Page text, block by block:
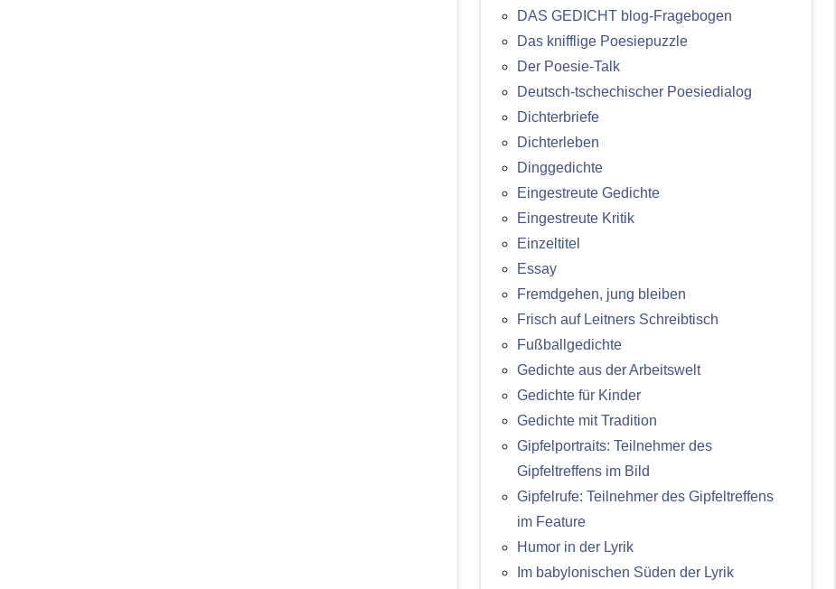
DAS GEDICHT blog-Fragebogen
Das knifflige Poesiepuzzle
Der Poesie-Talk
Deutsch-tschechischer Poesiedialog
Dichterbriefe
Dichterleben
Dinggedichte
Eingestreute Gedichte
Eingestreute Kritik
Einzeltitel
Essay
Fremdgehen, jung bleiben
Frisch auf Leitners Schreibtisch
Fußballgedichte
Gedichte aus der Arbeitswelt
Gedichte für Kinder
Gedichte mit Tradition
Gipfelportraits: Teilnehmer des
Gipfeltreffens im Bild
Gipfelrufe: Teilnehmer des Gipfeltreffens
im Feature
Humor in der Lyrik
Im babylonischen Süden der Lyrik